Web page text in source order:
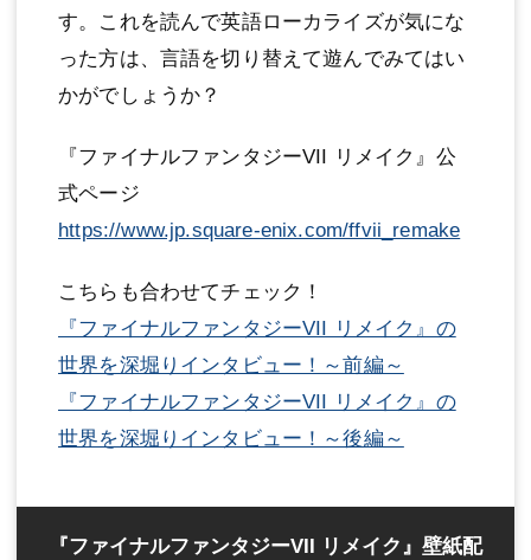
す。これを読んで英語ローカライズが気にな
った方は、言語を切り替えて遊んでみてはい
かがでしょうか？
『ファイナルファンタジーVII リメイク』公
式ページ
https://www.jp.square-enix.com/ffvii_remake
こちらも合わせてチェック！
『ファイナルファンタジーVII リメイク』の
世界を深堀りインタビュー！～前編～
『ファイナルファンタジーVII リメイク』の
世界を深堀りインタビュー！～後編～
『ファイナルファンタジーVII リメイク』壁紙配